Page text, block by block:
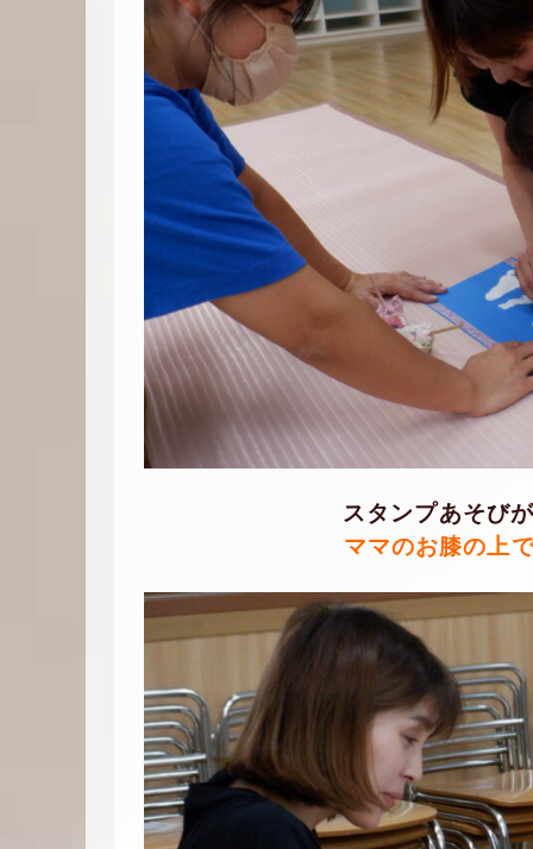
スタンプあそび
ママのお膝の上